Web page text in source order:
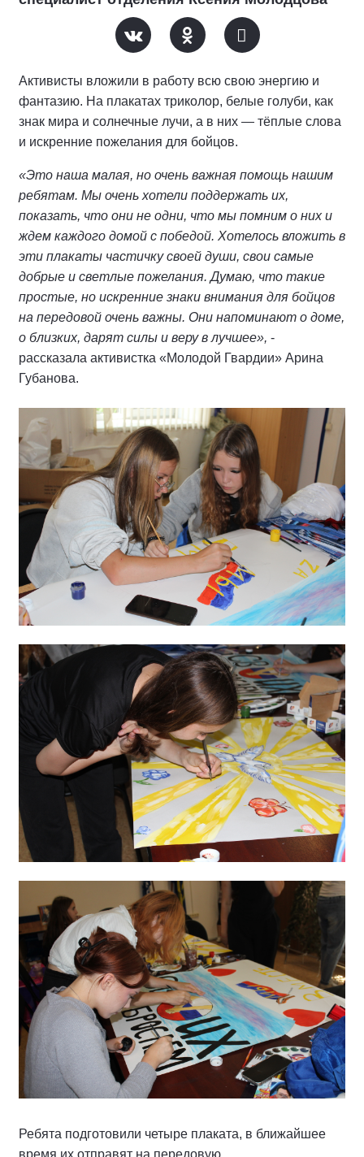
Активисты вложили в работу всю свою энергию и
фантазию. На плакатах триколор, белые голуби, как
знак мира и солнечные лучи, а в них — тёплые слова
и искренние пожелания для бойцов.
«Это наша малая, но очень важная помощь нашим
ребятам. Мы очень хотели поддержать их,
показать, что они не одни, что мы помним о них и
ждем каждого домой с победой. Хотелось вложить в
эти плакаты частичку своей души, свои самые
добрые и светлые пожелания. Думаю, что такие
простые, но искренние знаки внимания для бойцов
на передовой очень важны. Они напоминают о доме,
о близких, дарят силы и веру в лучшее», -
рассказала активистка «Молодой Гвардии» Арина
Губанова.
Ребята подготовили четыре плаката, в ближайшее
время их отправят на передовую.